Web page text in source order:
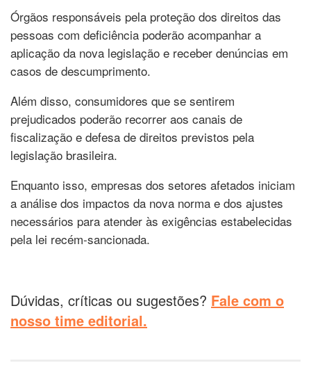
Órgãos responsáveis pela proteção dos direitos das
pessoas com deficiência poderão acompanhar a
aplicação da nova legislação e receber denúncias em
casos de descumprimento.
Além disso, consumidores que se sentirem
prejudicados poderão recorrer aos canais de
fiscalização e defesa de direitos previstos pela
legislação brasileira.
Enquanto isso, empresas dos setores afetados iniciam
a análise dos impactos da nova norma e dos ajustes
necessários para atender às exigências estabelecidas
pela lei recém-sancionada.
Dúvidas, críticas ou sugestões? Fale com o
nosso time editorial.